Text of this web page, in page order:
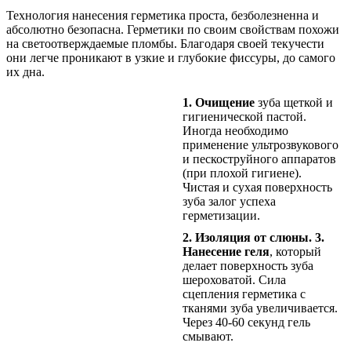
Технология нанесения герметика проста, безболезненна и
абсолютно безопасна. Герметики по своим свойствам похожи
на светоотверждаемые пломбы. Благодаря своей текучести
они легче проникают в узкие и глубокие фиссуры, до самого
их дна.
1. Очищение зуба щеткой и
гигиенической пастой.
Иногда необходимо
применение ультрозвукового
и пескоструйного аппаратов
(при плохой гигиене).
Чистая и сухая поверхность
зуба залог успеха
герметизации.
2. Изоляция от слюны. 3.
Нанесение геля, который
делает поверхность зуба
шероховатой. Сила
сцепления герметика с
тканями зуба увеличивается.
Через 40-60 секунд гель
смывают.